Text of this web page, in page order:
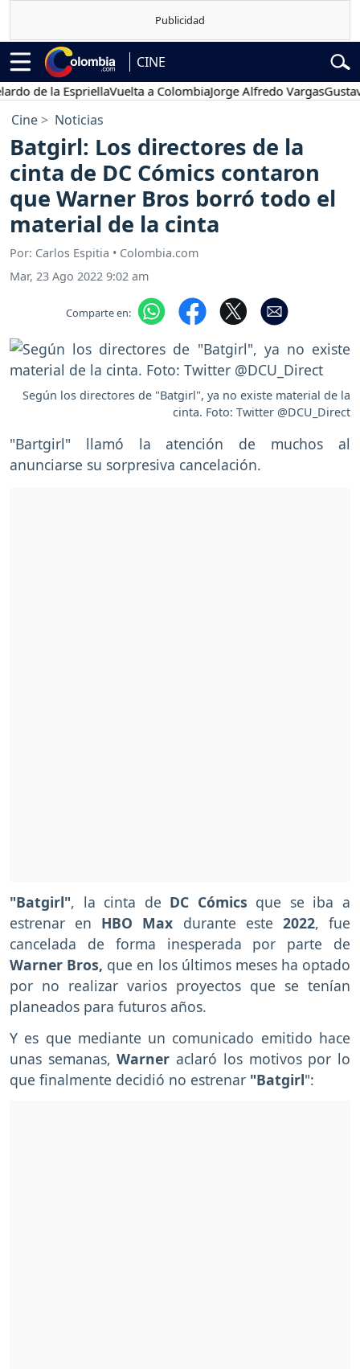
CINE
la EspriellaVuelta a ColombiaJorge Alfredo VargasGustavo
Cine Noticias
Batgirl: Los directores de la
cinta de DC Cómics contaron
que Warner Bros borró todo el
material de la cinta
Por: Carlos Espitia • Colombia.com
Mar, 23 Ago 2022 9:02 am
Comparte en:
Según los directores de "Batgirl", ya no existe material de la
cinta. Foto: Twitter @DCU_Direct
"Bartgirl" llamó la atención de muchos al
anunciarse su sorpresiva cancelación.
"Batgirl", la cinta de DC Cómics que se iba a
estrenar en HBO Max durante este 2022, fue
cancelada de forma inesperada por parte de
Warner Bros, que en los últimos meses ha optado
por no realizar varios proyectos que se tenían
planeados para futuros años.
Y es que mediante un comunicado emitido hace
unas semanas,Warner aclaró los motivos por lo
que finalmente decidió no estrenar "Batgirl":